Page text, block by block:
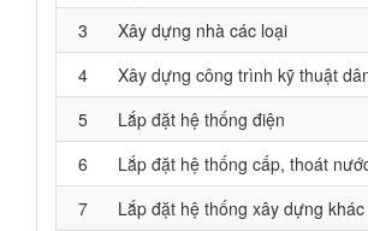
3
Xây dựng nhà các loại
4
Xây dựng công trình kỹ thuật
5
Lắp đặt hệ thống điện
6
Lắp đặt hệ thống cấp, thoát
7
Lắp đặt hệ thống xây dựng khác